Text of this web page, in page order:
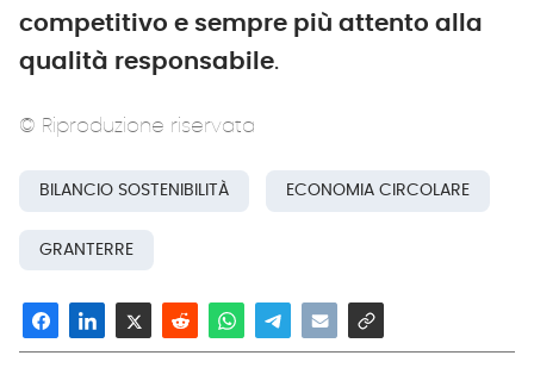
competitivo e sempre più attento alla
qualità responsabile.
© Riproduzione riservata
BILANCIO SOSTENIBILITÀ ECONOMIA CIRCOLARE
GRANTERRE